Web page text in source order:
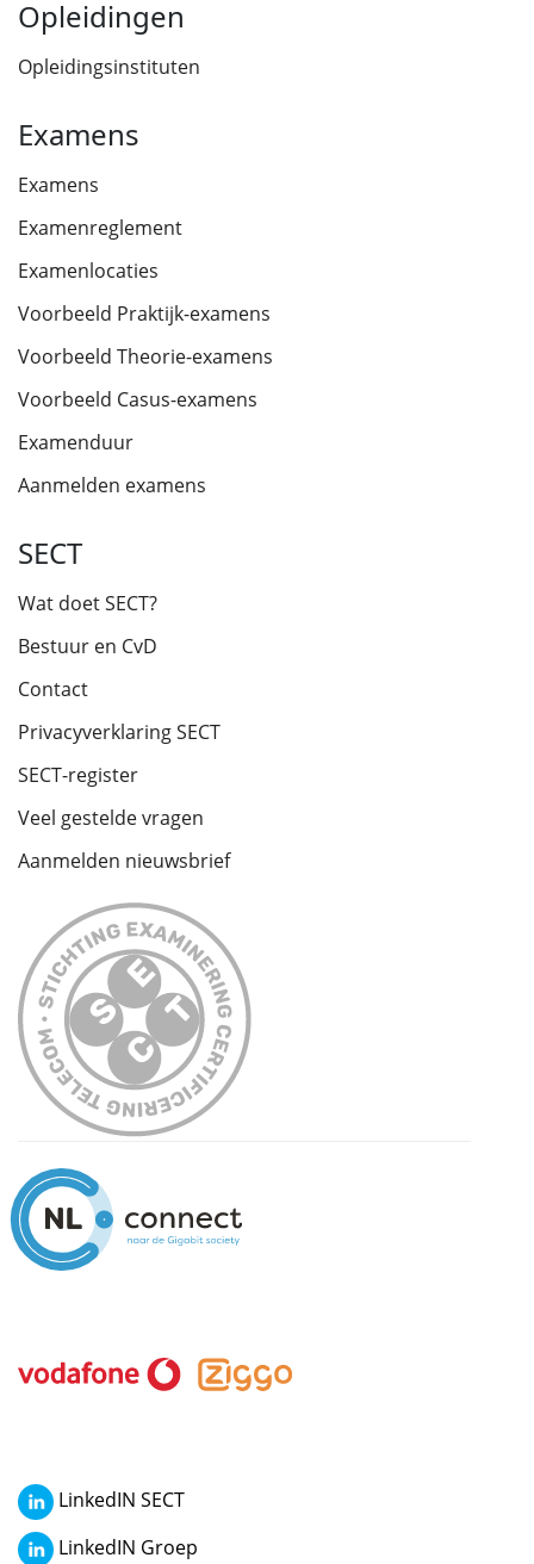
Opleidingen
Opleidingsinstituten
Examens
Examens
Examenreglement
Examenlocaties
Voorbeeld Praktijk-examens
Voorbeeld Theorie-examens
Voorbeeld Casus-examens
Examenduur
Aanmelden examens
SECT
Wat doet SECT?
Bestuur en CvD
Contact
Privacyverklaring SECT
SECT-register
Veel gestelde vragen
Aanmelden nieuwsbrief
LinkedIN SECT
LinkedIN Groep